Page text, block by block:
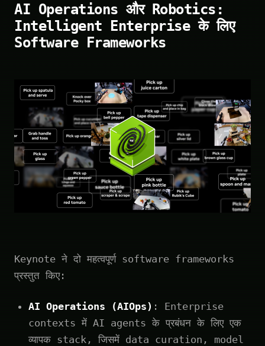
AI Operations और Robotics:
Intelligent Enterprise के लिए
Software Frameworks
Keynote ने दो महत्वपूर्ण software frameworks
प्रस्तुत किए:
AI Operations (AIOps) : Enterprise
contexts में AI agents के प्रबंधन के लिए एक
व्यापक stack, जिसमें data curation, model